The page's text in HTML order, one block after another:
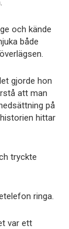
och kände
både
gjorde hon
att man
på
hittar
tryckte
ringa.
var ett